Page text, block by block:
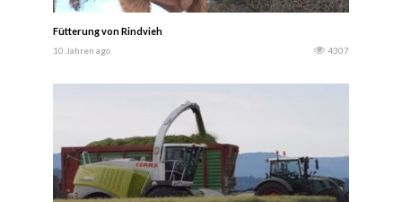
Fütterung von Rindvieh
10 Jahren ago 4307